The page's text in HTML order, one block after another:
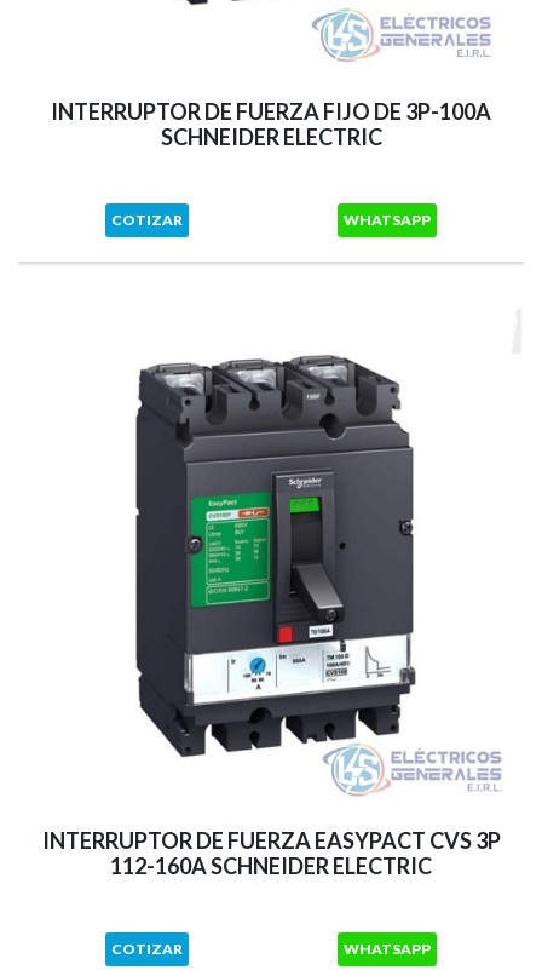
INTERRUPTOR DE FUERZA FIJO DE 3P-100A
SCHNEIDER ELECTRIC
COTIZAR WHATSAPP
INTERRUPTOR DE FUERZA EASYPACT CVS 3P
112-160A SCHNEIDER ELECTRIC
COTIZAR WHATSAPP